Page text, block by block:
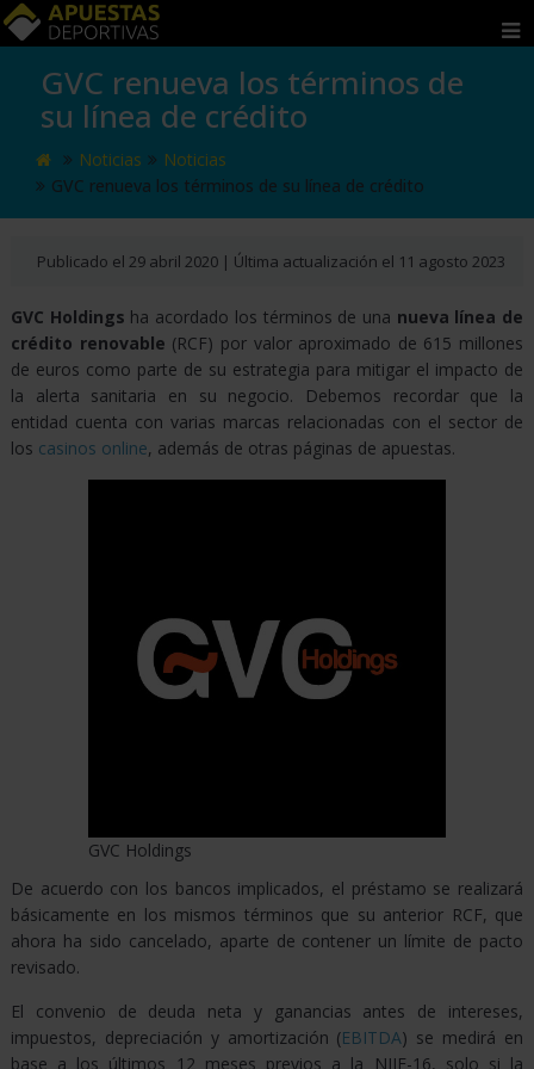
APUESTAS
PAÍS
PERÚ
ECUADOR
COLOMBIA
ARGENTINA
CHILE
APUESTAS
CASINOS
ESPORTS
GVC renueva los términos de
su línea de crédito
Noticias
Noticias
GVC renueva los términos de su línea de crédito
Publicado el 29 abril 2020 | Última actualización el 11 agosto 2023
GVC Holdings ha acordado los términos de una nueva línea de
crédito renovable (RCF) por valor aproximado de 615 millones
de euros como parte de su estrategia para mitigar el impacto de
la alerta sanitaria en su negocio. Debemos recordar que la
entidad cuenta con varias marcas relacionadas con el sector de
los casinos online, además de otras páginas de apuestas.
GVC Holdings
De acuerdo con los bancos implicados, el préstamo se realizará
básicamente en los mismos términos que su anterior RCF, que
ahora ha sido cancelado, aparte de contener un límite de pacto
revisado.
El convenio de deuda neta y ganancias antes de intereses,
impuestos, depreciación y amortización (EBITDA) se medirá en
base a los últimos 12 meses previos a la NIIF-16, solo si la